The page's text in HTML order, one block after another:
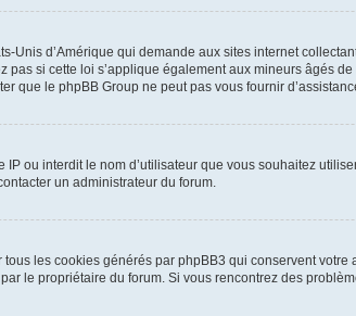
Unis d’Amérique qui demande aux sites internet
si cette loi s’applique également aux mineurs âgés
que le phpBB Group ne peut pas vous fournir
ou interdit le nom d’utilisateur que vous souhaitez
un administrateur du forum.
les cookies générés par phpBB3 qui conservent
le propriétaire du forum. Si vous rencontrez des